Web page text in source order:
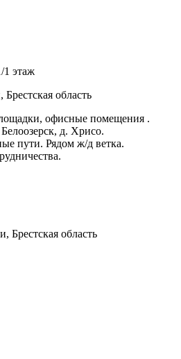
1 этаж
область
офисные помещения .
д. Хрисо.
пути. Рядом ж/д ветка.
Брестская область